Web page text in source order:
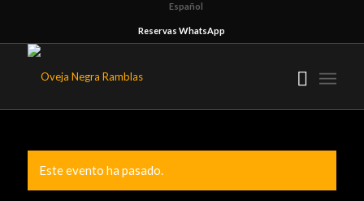
Español
Reservas WhatsApp
Este evento ha pasado.